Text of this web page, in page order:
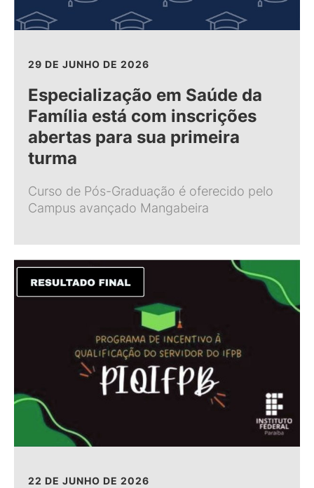
29 DE JUNHO DE 2026
Especialização em Saúde da
Família está com inscrições
abertas para sua primeira
turma
Curso de Pós-Graduação é oferecido pelo
Campus avançado Mangabeira
22 DE JUNHO DE 2026